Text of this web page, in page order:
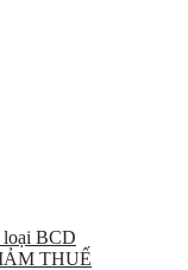
loại BCD
THUẾ